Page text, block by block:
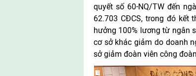
quyết số 60-NQ/TW đến
62.703 CĐCS, trong đó kết
hưởng 100% lương từ ngân
cơ sở khác giảm do doanh
sở giảm đoàn viên công